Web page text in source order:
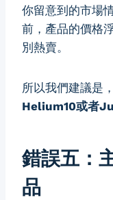
你留意到的市場
前，產品的價格
別熱賣。
所以我們建議是，
Helium10或者
錯誤五：
品